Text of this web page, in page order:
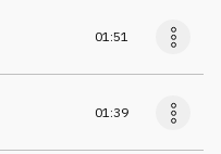
01:51
01:39